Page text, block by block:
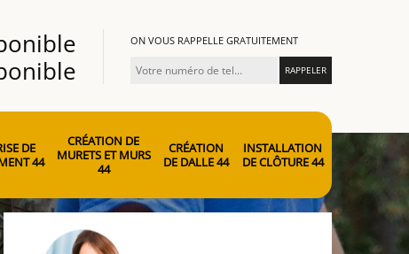
ON VOUS RAPPELLE GRATUITEMENT
DE
44
CRÉATION DE
MURETS ET MURS
44
CRÉATION
DE DALLE 44
INSTALLATION
DE CLÔTURE 44